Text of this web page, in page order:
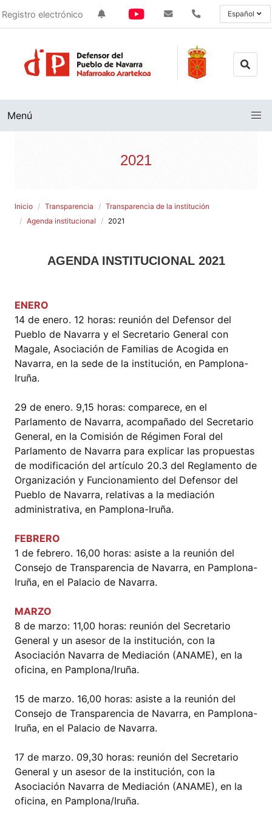
Registro electrónico Español
Menú
2021
Inicio Transparencia
Transparencia de la institución
Agenda institucional
2021
AGENDA INSTITUCIONAL 2021
ENERO
14 de enero. 12 horas: reunión del Defensor del
Pueblo de Navarra y el Secretario General con
Magale, Asociación de Familias de Acogida en
Navarra, en la sede de la institución, en Pamplona-
Iruña.
29 de enero. 9,15 horas: comparece, en el
Parlamento de Navarra, acompañado del Secretario
General, en la Comisión de Régimen Foral del
Parlamento de Navarra para explicar las propuestas
de modificación del artículo 20.3 del Reglamento de
Organización y Funcionamiento del Defensor del
Pueblo de Navarra, relativas a la mediación
administrativa, en Pamplona-Iruña.
FEBRERO
1 de febrero. 16,00 horas: asiste a la reunión del
Consejo de Transparencia de Navarra, en Pamplona-
Iruña, en el Palacio de Navarra.
MARZO
8 de marzo: 11,00 horas: reunión del Secretario
General y un asesor de la institución, con la
Asociación Navarra de Mediación (ANAME), en la
oficina, en Pamplona/Iruña.
15 de marzo. 16,00 horas: asiste a la reunión del
Consejo de Transparencia de Navarra, en Pamplona-
Iruña, en el Palacio de Navarra.
17 de marzo. 09,30 horas: reunión del Secretario
General y un asesor de la institución, con la
Asociación Navarra de Mediación (ANAME), en la
oficina, en Pamplona/Iruña.